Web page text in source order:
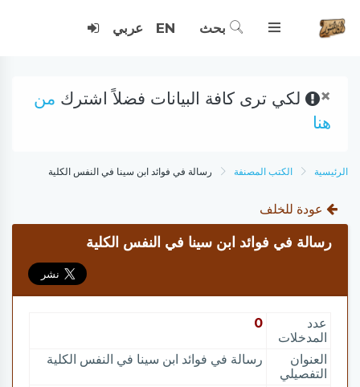
بحث EN عربي
× لكي ترى كافة البيانات فضلاً اشترك من
هنا
الرئيسية الكتب المصنفة رسالة في فوائد ابن سينا في النفس الكلية
عودة للخلف
رسالة في فوائد ابن سينا في النفس الكلية
عدد
المدخلات
0
العنوان
التفصيلي
رسالة في فوائد ابن سينا في النفس الكلية